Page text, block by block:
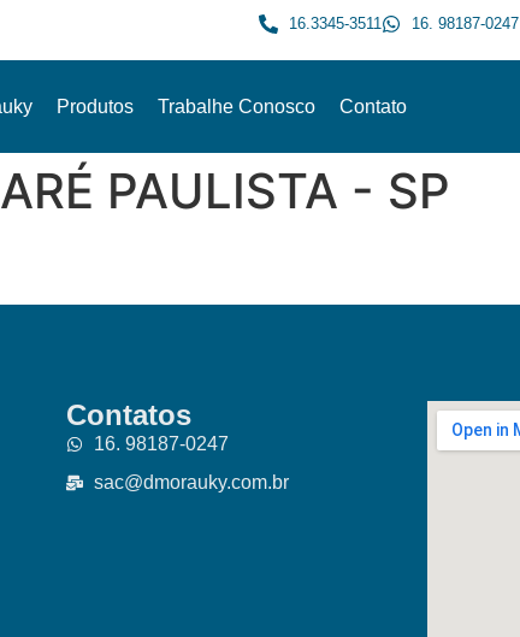
16.3345-3511 16. 98187-0247
Produtos Trabalhe Conosco Contato
PAULISTA - SP
Contatos
16. 98187-0247
sac@dmorauky.com.br